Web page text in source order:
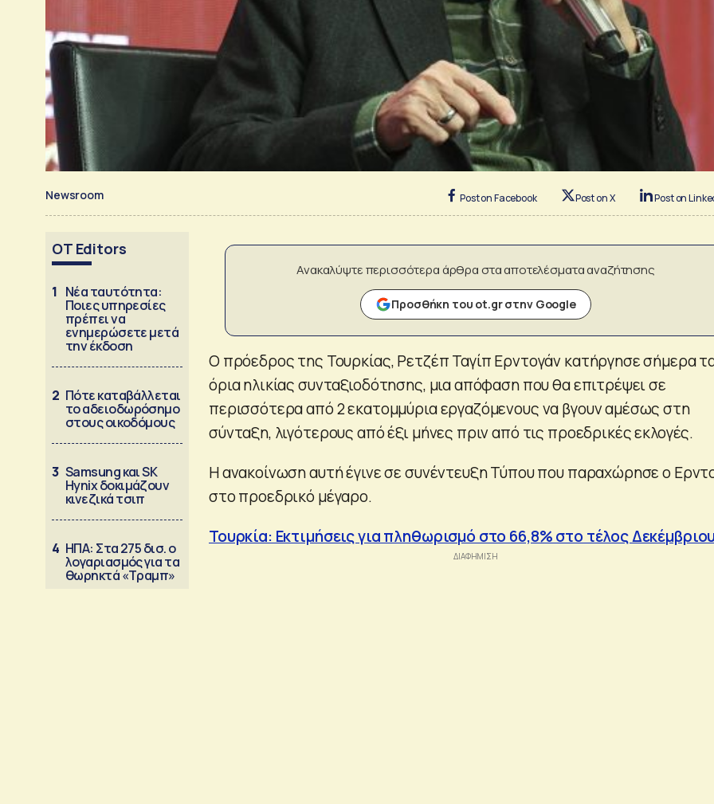
Newsroom Post on Facebook Post on X Post on
OT Editors
1 Νέα ταυτότητα:
Ποιες υπηρεσίες
πρέπει να
ενημερώσετε μετά
την έκδοση
2 Πότε καταβάλλεται
το αδειοδωρόσημο
στους οικοδόμους
3 Samsung και SK
Hynix δοκιμάζουν
κινεζικά τσιπ
4 ΗΠΑ: Στα 275 δισ. ο
λογαριασμός για τα
θωρηκτά «Τραμπ»
Ανακαλύψτε περισσότερα άρθρα στα αποτελέσματα αναζήτησης
Προσθήκη του ot.gr στην Google
Ο πρόεδρος της Τουρκίας, Ρετζέπ Ταγίπ Ερντογάν κατήργησε σήμερα
όρια ηλικίας συνταξιοδότησης, μια απόφαση που θα επιτρέψει σε
περισσότερα από 2 εκατομμύρια εργαζόμενους να βγουν αμέσως στη
σύνταξη, λιγότερους από έξι μήνες πριν από τις προεδρικές εκλογές.
Η ανακοίνωση αυτή έγινε σε συνέντευξη Τύπου που παραχώρησε ο
στο προεδρικό μέγαρο.
Τουρκία: Εκτιμήσεις για πληθωρισμό στο 66,8% στο τέλος